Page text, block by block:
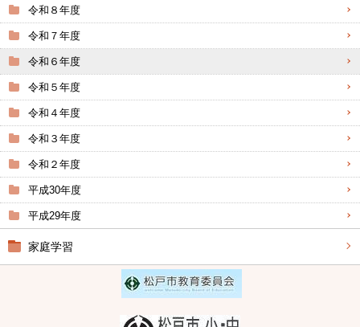
令和８年度
令和７年度
令和６年度
令和５年度
令和４年度
令和３年度
令和２年度
平成30年度
平成29年度
家庭学習